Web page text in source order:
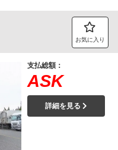
お気に入り
支払総額：
ASK
詳細を見る